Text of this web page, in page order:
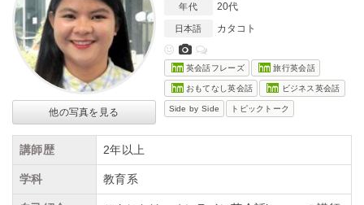
他の写真を見る
年代 20代
日本語 カタコト
英会話フレーズ 旅行英会話
おもてなし英会話 ビジネス英会話
Side by Side トピックトーク
講師歴 2年以上
学科 教育系